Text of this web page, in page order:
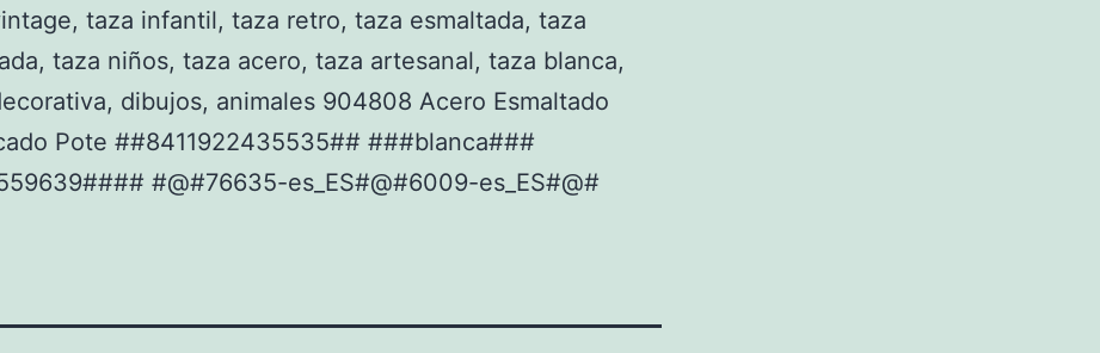
taza infantil, taza retro, taza esmaltada, taza
taza niños, taza acero, taza artesanal, taza blanca,
dibujos, animales 904808 Acero Esmaltado
Pote ##8411922435535## ###blanca###
#@#76635-es_ES#@#6009-es_ES#@#